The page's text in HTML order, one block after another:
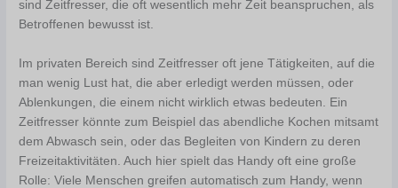
sind Zeitfresser, die oft wesentlich mehr Zeit beanspruchen, als
Betroffenen bewusst ist.
Im privaten Bereich sind Zeitfresser oft jene Tätigkeiten, auf die
man wenig Lust hat, die aber erledigt werden müssen, oder
Ablenkungen, die einem nicht wirklich etwas bedeuten. Ein
Zeitfresser könnte zum Beispiel das abendliche Kochen mitsamt
dem Abwasch sein, oder das Begleiten von Kindern zu deren
Freizeitaktivitäten. Auch hier spielt das Handy oft eine große
Rolle: Viele Menschen greifen automatisch zum Handy, wenn